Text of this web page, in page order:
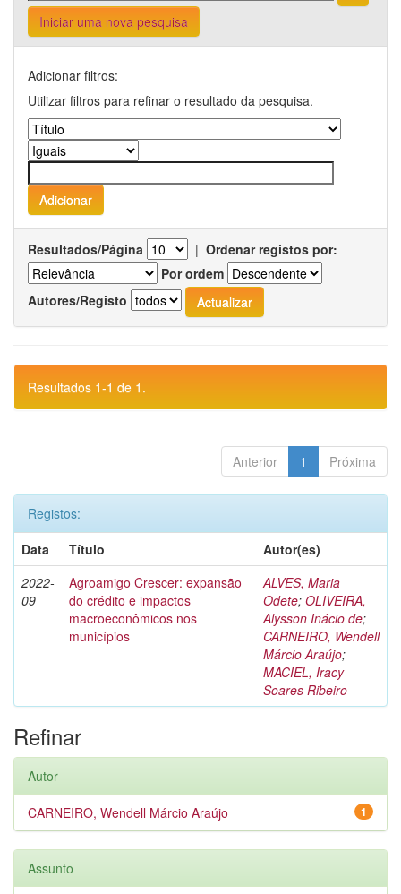
Iniciar uma nova pesquisa
Adicionar filtros:
Utilizar filtros para refinar o resultado da pesquisa.
Resultados/Página | Ordenar registos por:
Por ordem
Autores/Registo
Resultados 1-1 de 1.
Anterior 1 Próxima
Registos:
Data
Título
Autor(es)
2022-
09
Agroamigo Crescer: expansão
do crédito e impactos
macroeconômicos nos
municípios
ALVES, Maria
Odete; OLIVEIRA,
Alysson Inácio de;
CARNEIRO, Wendell
Márcio Araújo;
MACIEL, Iracy
Soares Ribeiro
Refinar
Autor
1
CARNEIRO, Wendell Márcio Araújo
Assunto